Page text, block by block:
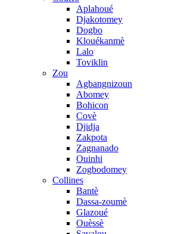
Aplahoué
Djakotomey
Dogbo
Klouékanmè
Lalo
Toviklin
Zou
Agbangnizoun
Abomey
Bohicon
Covè
Djidja
Zakpota
Zagnanado
Ouinhi
Zogbodomey
Collines
Bantè
Dassa-zoumè
Glazoué
Ouèssè